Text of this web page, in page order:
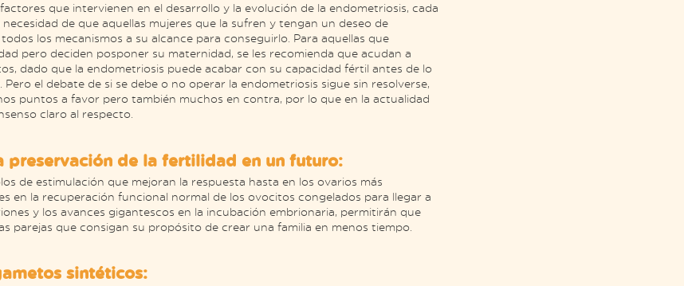
que intervienen en el desarrollo y la evolución de la endometriosis, cada
de que aquellas mujeres que la sufren y tengan un deseo de
los mecanismos a su alcance para conseguirlo. Para aquellas que
pero deciden posponer su maternidad, se les recomienda que acudan a
dado que la endometriosis puede acabar con su capacidad fértil antes de lo
Pero el debate de si se debe o no operar la endometriosis sigue sin resolverse,
puntos a favor pero también muchos en contra, por lo que en la actualidad
claro al respecto.
preservación de la fertilidad en un futuro:
de estimulación que mejoran la respuesta hasta en los ovarios más
en la recuperación funcional normal de los ovocitos congelados para llegar a
y los avances gigantescos en la incubación embrionaria, permitirán que
parejas que consigan su propósito de crear una familia en menos tiempo.
sintéticos: